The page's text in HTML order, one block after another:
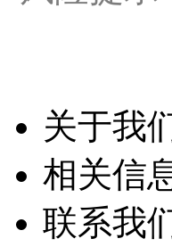
关于我
相关信
联系我